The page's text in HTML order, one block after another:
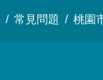
常見問題 桃園